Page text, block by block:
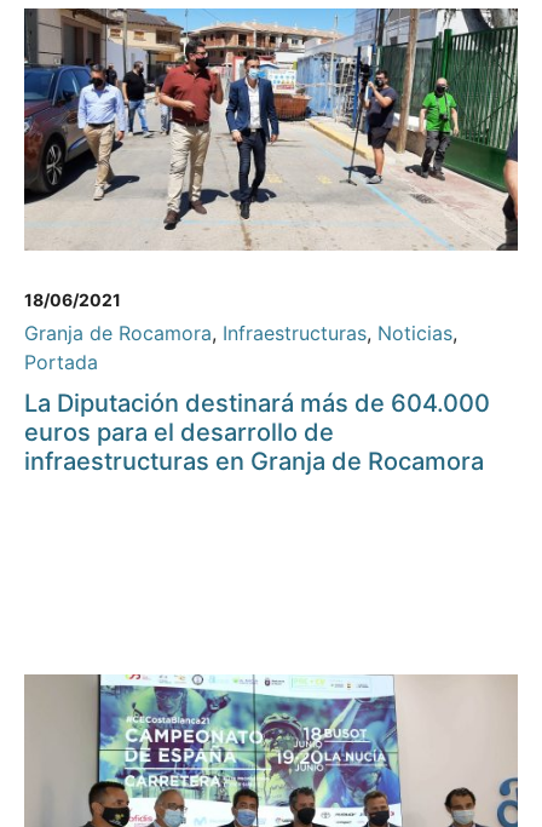
18/06/2021
Granja de Rocamora, Infraestructuras, Noticias,
Portada
La Diputación destinará más de 604.000
euros para el desarrollo de
infraestructuras en Granja de Rocamora